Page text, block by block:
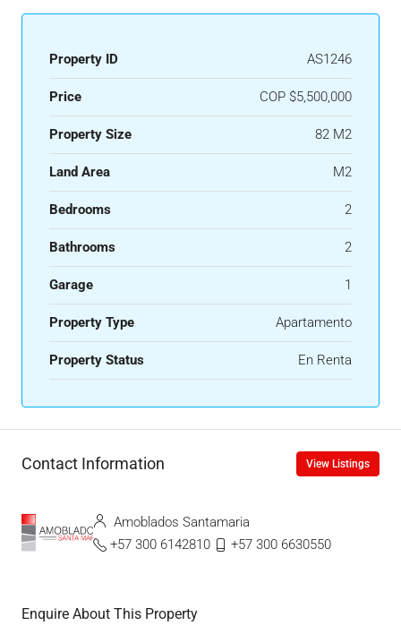
Property ID AS1246
Price COP $5,500,000
Property Size 82 M2
Land Area M2
Bedrooms 2
Bathrooms 2
Garage 1
Property Type Apartamento
Property Status En Renta
Contact Information View Listings
Amoblados Santamaria
+57 300 6142810
+57 300 6630550
Enquire About This Property